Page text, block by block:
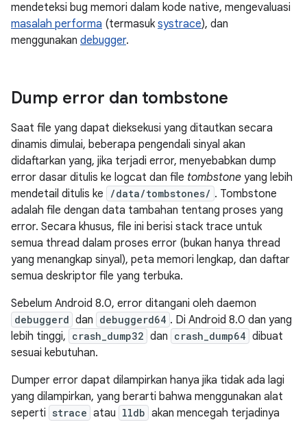
mendeteksi bug memori dalam kode native, mengevaluasi
masalah performa (termasuk systrace), dan
menggunakan debugger.
Dump error dan tombstone
Saat file yang dapat dieksekusi yang ditautkan secara
dinamis dimulai, beberapa pengendali sinyal akan
didaftarkan yang, jika terjadi error, menyebabkan dump
error dasar ditulis ke logcat dan file tombstone yang lebih
mendetail ditulis ke
/data/tombstones/ . Tombstone
adalah file dengan data tambahan tentang proses yang
error. Secara khusus, file ini berisi stack trace untuk
semua thread dalam proses error (bukan hanya thread
yang menangkap sinyal), peta memori lengkap, dan daftar
semua deskriptor file yang terbuka.
Sebelum Android 8.0, error ditangani oleh daemon
debuggerd dan debuggerd64 . Di Android 8.0 dan yang
lebih tinggi, crash_dump32 dan crash_dump64 dibuat
sesuai kebutuhan.
Dumper error dapat dilampirkan hanya jika tidak ada lagi
yang dilampirkan, yang berarti bahwa menggunakan alat
seperti strace atau lldb akan mencegah terjadinya